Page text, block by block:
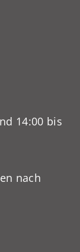
14:00 bis
nach